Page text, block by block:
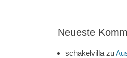
Neueste
schakelvilla zu